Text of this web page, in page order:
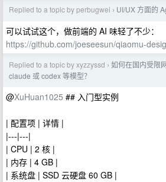
Replied to a topic by perbugwei › UI/UX 方面的
可以试试这个，做前端的 AI 味轻了不少：
https://github.com/joeseesun/qiaomu-
Replied to a topic by xyzzyssd › 如何在国内受限
claude 或 codex 等模型？
@XuHuan1025 ## 入门型实例
| 配置项 | 详情 |
|---|---|
| CPU | 2 核 |
| 内存 | 4 GB |
| 系统盘 | SSD 云硬盘 60 GB |